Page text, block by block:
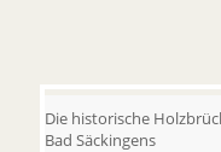
Die historische
Bad Säckingens